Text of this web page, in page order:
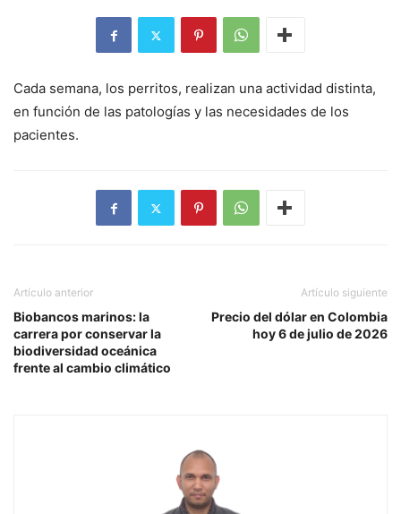
Cada semana, los perritos, realizan una actividad distinta,
en función de las patologías y las necesidades de los
pacientes.
Artículo anterior
Biobancos marinos: la
carrera por conservar la
biodiversidad oceánica
frente al cambio climático
Artículo siguiente
Precio del dólar en Colombia
hoy 6 de julio de 2026